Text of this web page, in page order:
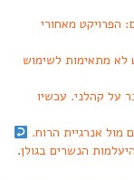
רוח בגובה 220 מטרים: הפרויקט מאחורי
לא מתאימות לשימוש
על קהלני. עכשיו
מול אנרגיית הרוח.
הנשרים בגולן.